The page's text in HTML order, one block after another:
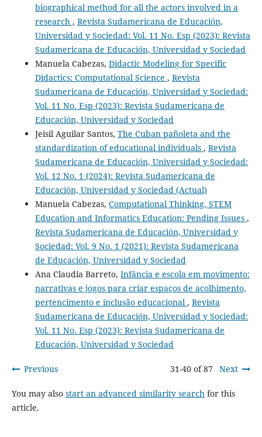
biographical method for all the actors involved in a
research , Revista Sudamericana de Educación,
Universidad y Sociedad: Vol. 11 No. Esp (2023): Revista
Sudamericana de Educación, Universidad y Sociedad
Manuela Cabezas, Didactic Modeling for Specific
Didactics: Computational Science , Revista
Sudamericana de Educación, Universidad y Sociedad:
Vol. 11 No. Esp (2023): Revista Sudamericana de
Educación, Universidad y Sociedad
Jeisil Aguilar Santos, The Cuban pañoleta and the
standardization of educational individuals , Revista
Sudamericana de Educación, Universidad y Sociedad:
Vol. 12 No. 1 (2024): Revista Sudamericana de
Educación, Universidad y Sociedad (Actual)
Manuela Cabezas, Computational Thinking, STEM
Education and Informatics Education: Pending Issues ,
Revista Sudamericana de Educación, Universidad y
Sociedad: Vol. 9 No. 1 (2021): Revista Sudamericana
de Educación, Universidad y Sociedad
Ana Claudia Barreto, Infância e escola em movimento:
narrativas e jogos para criar espaços de acolhimento,
pertencimento e inclusão educacional , Revista
Sudamericana de Educación, Universidad y Sociedad:
Vol. 11 No. Esp (2023): Revista Sudamericana de
Educación, Universidad y Sociedad
Previous 31-40 of 87 Next
You may also start an advanced similarity searchfor this
article.